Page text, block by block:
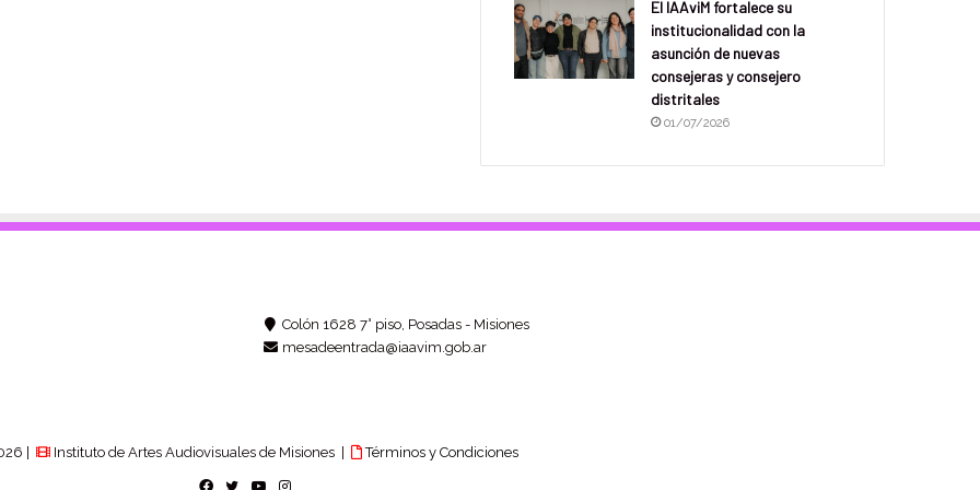
El IAAviM fortalece su
institucionalidad con la
asunción de nuevas
consejeras y consejero
distritales
01/07/2026
Colón 1628 7° piso, Posadas - Misiones
mesadeentrada@iaavim.gob.ar
| Instituto de Artes Audiovisuales de Misiones | Términos y Condiciones
Facebook
TwitterYouTubeInstagram